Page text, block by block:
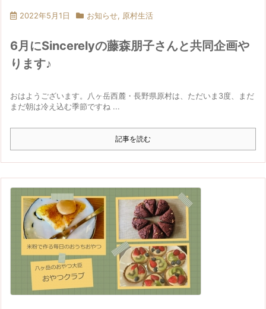
2022年5月1日 お知らせ, 原村生活
6月にSincerelyの藤森朋子さんと共同企画や
ります♪
おはようございます。八ヶ岳西麓・長野県原村は、ただいま3度、まだ
まだ朝は冷え込む季節ですね ...
記事を読む